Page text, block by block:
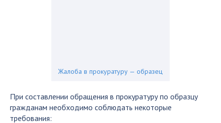
Жалоба в прокуратуру — образец
При составлении обращения в прокуратуру по образцу
гражданам необходимо соблюдать некоторые
требования: